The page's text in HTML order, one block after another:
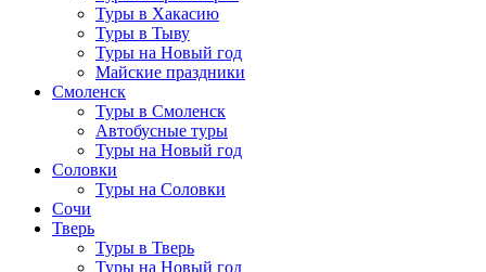
Туры в Хакасию
Туры в Тыву
Туры на Новый год
Майские праздники
Смоленск
Туры в Смоленск
Автобусные туры
Туры на Новый год
Соловки
Туры на Соловки
Сочи
Тверь
Туры в Тверь
Туры на Новый год